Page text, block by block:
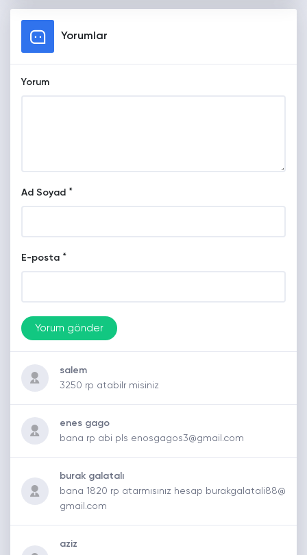
Yorumlar
Yorum
Ad Soyad *
E-posta *
salem
3250 rp atabilr misiniz
enes gago
bana rp abi pls enosgagos3@gmail.com
burak galatalı
bana 1820 rp atarmısınız hesap burakgalatali88@
gmail.com
aziz